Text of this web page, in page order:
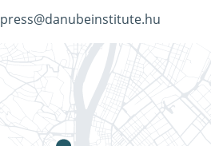
press@danubeinstitute.hu